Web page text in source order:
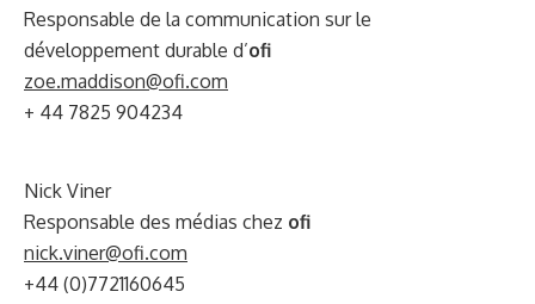
Responsable de la communication sur le
développement durable d’ofi
zoe.maddison@ofi.com
+ 44 7825 904234
Nick Viner
Responsable des médias chez ofi
nick.viner@ofi.com
+44 (0)7721160645